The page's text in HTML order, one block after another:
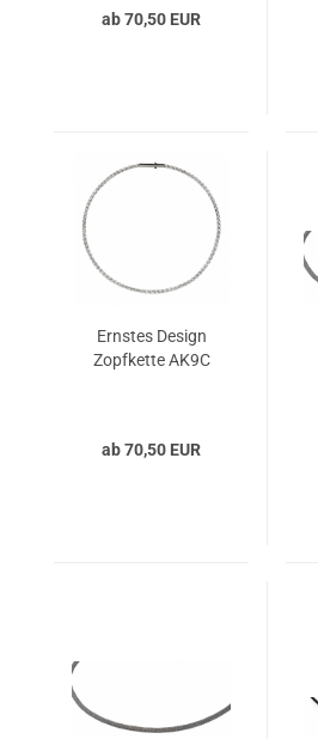
ab 70,50 EUR
Ernstes Design
Zopfkette AK9C
ab 70,50 EUR